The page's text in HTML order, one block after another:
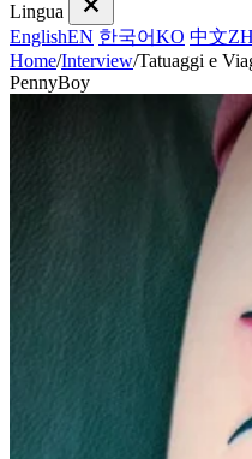
Lingua
EnglishEN 한국어KO 中文ZH
Home/Interview/Tatuaggi e
PennyBoy